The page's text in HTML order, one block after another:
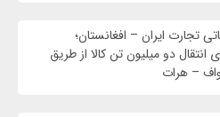
تجارت ایران – افغانستان؛
دو میلیون تن کالا از طریق
– هرات